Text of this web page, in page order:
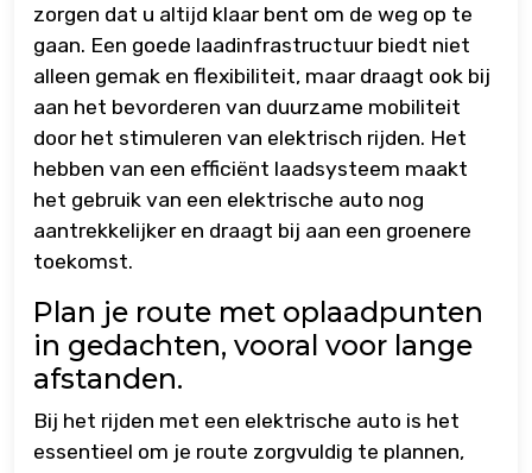
zorgen dat u altijd klaar bent om de weg op te
gaan. Een goede laadinfrastructuur biedt niet
alleen gemak en flexibiliteit, maar draagt ook bij
aan het bevorderen van duurzame mobiliteit
door het stimuleren van elektrisch rijden. Het
hebben van een efficiënt laadsysteem maakt
het gebruik van een elektrische auto nog
aantrekkelijker en draagt bij aan een groenere
toekomst.
Plan je route met oplaadpunten
in gedachten, vooral voor lange
afstanden.
Bij het rijden met een elektrische auto is het
essentieel om je route zorgvuldig te plannen,